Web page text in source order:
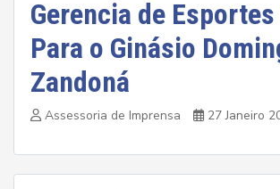
Gerencia de
Para o Ginásio
Zandoná
Assessoria de Imprensa 27 Janeiro